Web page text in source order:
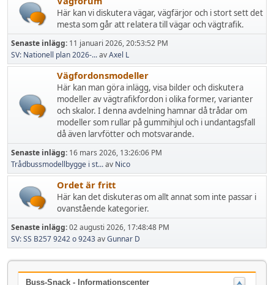
Här kan vi diskutera vägar, vägfärjor och i stort sett det
mesta som går att relatera till vägar och vägtrafik.
Senaste inlägg: 11 januari 2026, 20:53:52 PM
SV: Nationell plan 2026-...avAxel L
Vägfordonsmodeller
Här kan man göra inlägg, visa bilder och diskutera
modeller av vägtrafikfordon i olika former, varianter
och skalor. I denna avdelning hamnar då trådar om
modeller som rullar på gummihjul och i undantagsfall
då även larvfötter och motsvarande.
Senaste inlägg: 16 mars 2026, 13:26:06 PM
Trådbussmodellbygge i st...av Nico
Ordet är fritt
Här kan det diskuteras om allt annat som inte passar i
ovanstående kategorier.
Senaste inlägg:02 augusti 2026, 17:48:48 PM
SV: SS B257 9242 o 9243avGunnar D
Buss-Snack - Informationscenter